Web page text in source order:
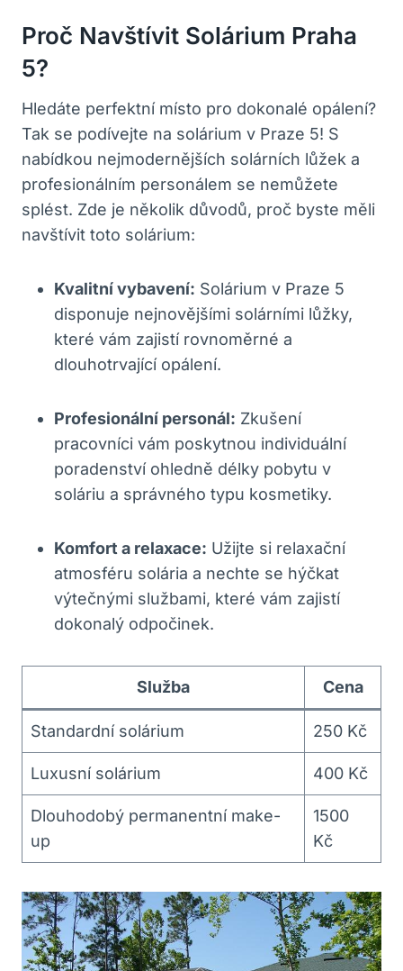
Proč ⁣navštívit Solárium⁣ Praha​
5?
Hledáte perfektní místo pro dokonalé opálení?
Tak ⁣se podívejte na ⁣solárium v Praze⁤ 5! S ​
nabídkou⁤ nejmodernějších solárních lůžek a
profesionálním personálem se nemůžete
splést. Zde je několik ⁢důvodů, proč byste měli
⁢navštívit‌ toto solárium:
Kvalitní vybavení: Solárium v ⁢Praze 5
disponuje nejnovějšími solárními lůžky,⁤
které vám zajistí rovnoměrné a
dlouhotrvající opálení.
Profesionální personál: Zkušení
pracovníci vám​ poskytnou individuální
poradenství ohledně ⁣délky pobytu v
soláriu a správného typu kosmetiky.
Komfort a relaxace: Užijte si relaxační
atmosféru solária ​a nechte se hýčkat
výtečnými službami, které vám zajistí
dokonalý odpočinek.
Služba Cena
Standardní solárium 250​ Kč
Luxusní solárium 400 Kč
Dlouhodobý⁣ permanentní make-
up
1500
Kč